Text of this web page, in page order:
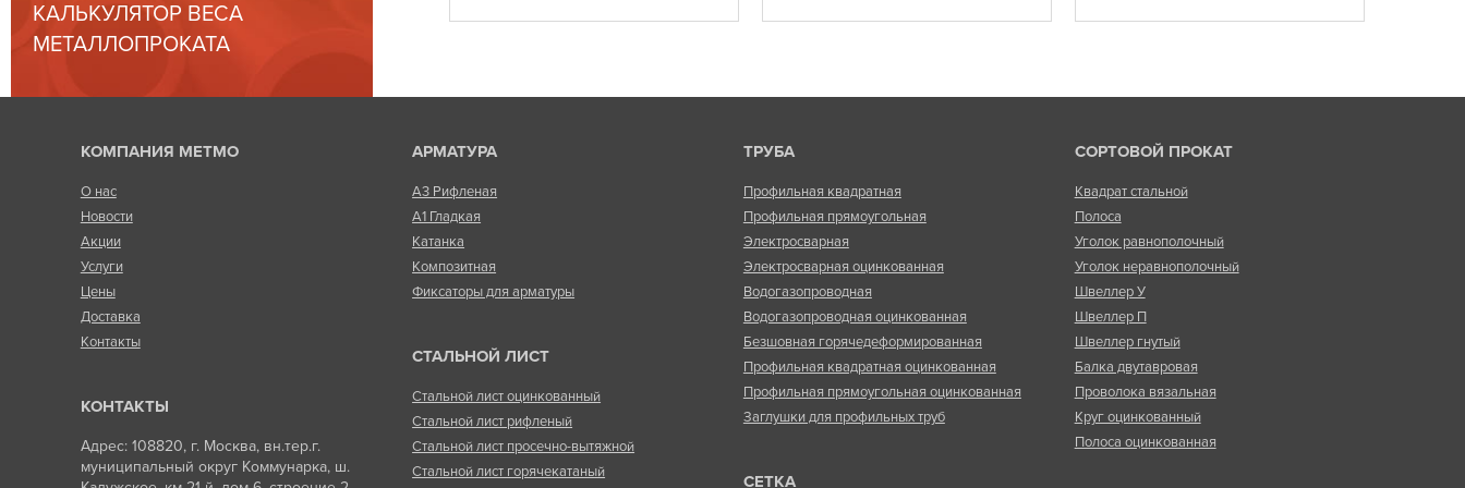
КАЛЬКУЛЯТОР ВЕСА
МЕТАЛЛОПРОКАТА
КОМПАНИЯ МЕТМО
О нас
Новости
Акции
Услуги
Цены
Доставка
Контакты
КОНТАКТЫ
Адрес: 108820, г. Москва, вн.тер.г.
муниципальный округ Коммунарка, ш.
АРМАТУРА
А3 Рифленая
А1 Гладкая
Катанка
Композитная
Фиксаторы для арматуры
СТАЛЬНОЙ ЛИСТ
Стальной лист оцинкованный
Стальной лист рифленый
Стальной лист просечно-вытяжной
Стальной лист горячекатаный
ТРУБА
Профильная квадратная
Профильная прямоугольная
Электросварная
Электросварная оцинкованная
Водогазопроводная
Водогазопроводная оцинкованная
Безшовная горячедеформированная
Профильная квадратная оцинкованная
Профильная прямоугольная оцинкованная
Заглушки для профильных труб
СЕТКА
СОРТОВОЙ ПРОКАТ
Квадрат стальной
Полоса
Уголок равнополочный
Уголок неравнополочный
Швеллер У
Швеллер П
Швеллер гнутый
Балка двутавровая
Проволока вязальная
Круг оцинкованный
Полоса оцинкованная